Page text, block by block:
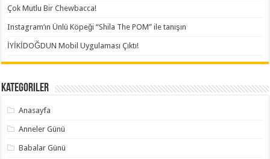
Çok Mutlu Bir Chewbacca!
Instagram’ın Ünlü Köpeği “Shila The POM” ile tanışın
İYİKİDOĞDUN Mobil Uygulaması Çıktı!
Kategoriler
Anasayfa
Anneler Günü
Babalar Günü